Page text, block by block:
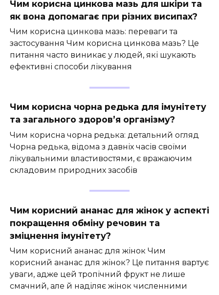
Чим корисна цинкова мазь для шкіри та
як вона допомагає при різних висипах?
Чим корисна цинкова мазь: переваги та
застосування Чим корисна цинкова мазь? Це
питання часто виникає у людей, які шукають
ефективні способи лікування
Чим корисна чорна редька для імунітету
та загального здоров’я організму?
Чим корисна чорна редька: детальний огляд
Чорна редька, відома з давніх часів своїми
лікувальними властивостями, є вражаючим
складовим природних засобів
Чим корисний ананас для жінок у аспекті
покращення обміну речовин та
зміцнення імунітету?
Чим корисний ананас для жінок Чим
корисний ананас для жінок? Це питання вартує
уваги, адже цей тропічний фрукт не лише
смачний, але й наділяє жінок численними